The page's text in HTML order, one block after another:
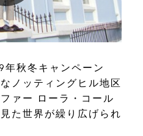
秋冬キャンペーン
ノッティングヒル地区
ァー ローラ・コール
た世界が繰り広げられ